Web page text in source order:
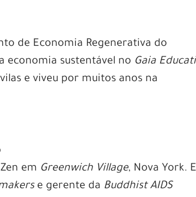
de Economia Regenerativa do
sustentável no Gaia
e viveu por muitos anos na
em Greenwich Village, Nova York.
e gerente da Buddhist AIDS